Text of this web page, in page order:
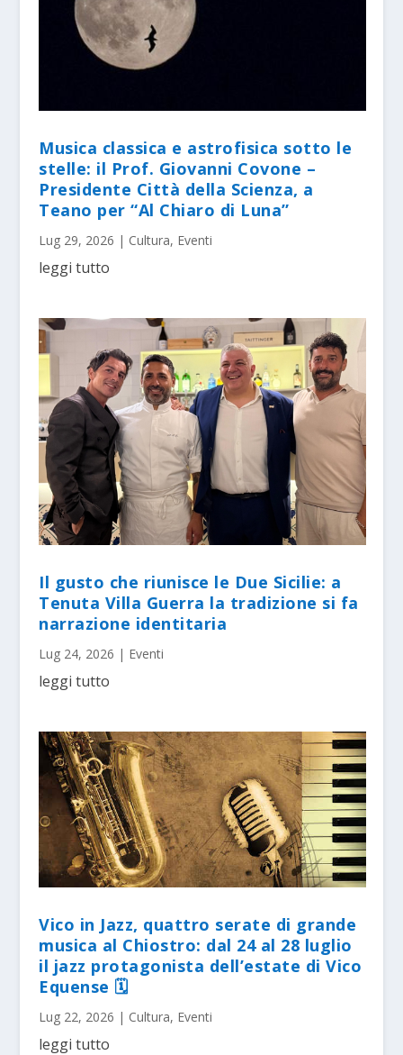
Musica classica e astrofisica sotto le
stelle: il Prof. Giovanni Covone –
Presidente Città della Scienza, a
Teano per “Al Chiaro di Luna”
Lug 29, 2026 | Cultura, Eventi
leggi tutto
Il gusto che riunisce le Due Sicilie: a
Tenuta Villa Guerra la tradizione si fa
narrazione identitaria
Lug 24, 2026 | Eventi
leggi tutto
Vico in Jazz, quattro serate di grande
musica al Chiostro: dal 24 al 28 luglio
il jazz protagonista dell’estate di Vico
Equense 🗓
Lug 22, 2026 | Cultura, Eventi
leggi tutto